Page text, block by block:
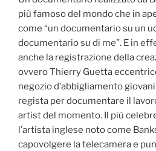
più famoso del mondo che in
come “un documentario su un
documentario su di me”. E in
anche la registrazione della
ovvero Thierry Guetta
negozio d’abbigliamento
regista per documentare il
artist del momento. Il più
l’artista inglese noto come
capovolgere la telecamera e